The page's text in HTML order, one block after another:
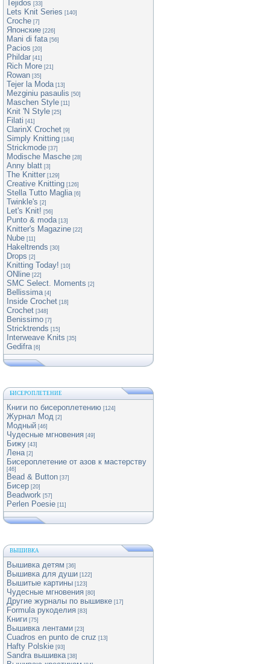
Tejidos [33]
Lets Knit Series [140]
Croche [7]
Японские [226]
Mani di fata [56]
Pacios [20]
Phildar [41]
Rich More [21]
Rowan [35]
Tejer la Moda [13]
Mezginiu pasaulis [50]
Maschen Style [11]
Knit 'N Style [25]
Filati [41]
ClarinX Crochet [9]
Simply Knitting [184]
Strickmode [37]
Modische Masche [28]
Anny blatt [3]
The Knitter [129]
Creative Knitting [126]
Stella Tutto Maglia [6]
Twinkle's [2]
Let's Knit! [56]
Punto & moda [13]
Knitter's Magazine [22]
Nube [11]
Hakeltrends [30]
Drops [2]
Knitting Today! [10]
ONline [22]
SMC Select. Moments [2]
Bellissima [4]
Inside Crochet [18]
Crochet [348]
Benissimo [7]
Stricktrends [15]
Interweave Knits [35]
Gedifra [6]
БИСЕРОПЛЕТЕНИЕ
Книги по бисероплетению [124]
Журнал Мод [2]
Модный [46]
Чудесные мгновения [49]
Бижу [43]
Лена [2]
Бисероплетение от азов к мастерству
[46]
Bead & Button [37]
Бисер [20]
Beadwork [57]
Perlen Poesie [11]
ВЫШИВКА
Вышивка детям [36]
Вышивка для души [122]
Вышитые картины [123]
Чудесные мгновения [80]
Другие журналы по вышивке [17]
Formula рукоделия [83]
Книги [75]
Вышивка лентами [23]
Cuadros en punto de cruz [13]
Hafty Polskie [93]
Sandra вышивка [38]